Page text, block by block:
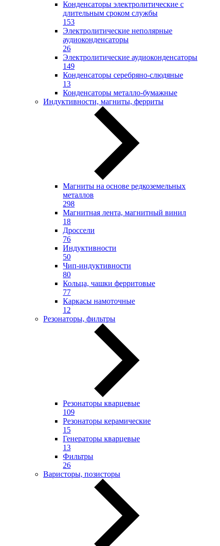
Конденсаторы электролитические с
длительным сроком службы
153
Электролитические неполярные
аудиоконденсаторы
26
Электролитические аудиоконденсаторы
149
Конденсаторы серебряно-слюдяные
13
Конденсаторы металло-бумажные
Индуктивности, магниты, ферриты
Магниты на основе редкоземельных
металлов
298
Магнитная лента, магнитный винил
18
Дроссели
76
Индуктивности
50
Чип-индуктивности
80
Кольца, чашки ферритовые
77
Каркасы намоточные
12
Резонаторы, фильтры
Резонаторы кварцевые
109
Резонаторы керамические
15
Генераторы кварцевые
13
Фильтры
26
Варисторы, позисторы